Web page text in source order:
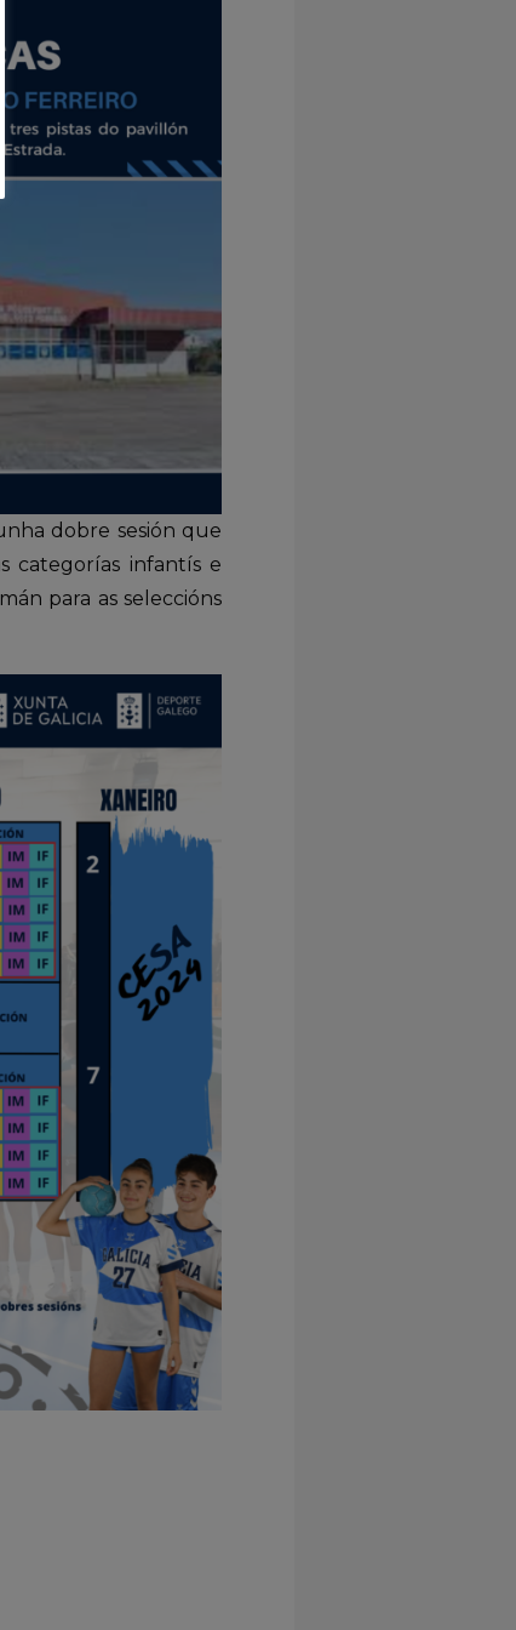
dobre sesión que
categorías infantís e
para as seleccións